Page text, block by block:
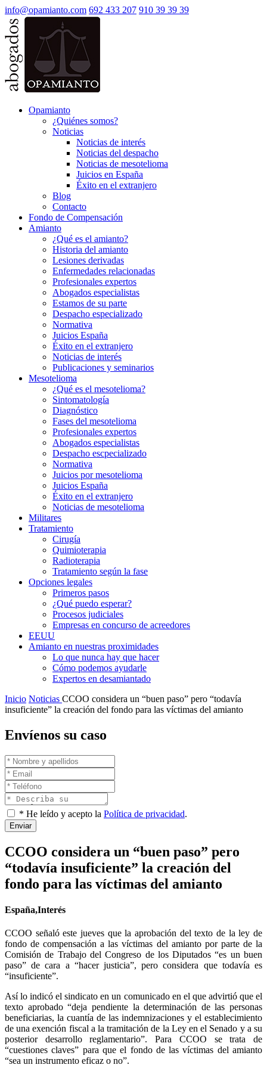
info@opamianto.com 692 433 207 910 39 39 39
Opamianto
¿Quiénes somos?
Noticias
Noticias de interés
Noticias del despacho
Noticias de mesotelioma
Juicios en España
Éxito en el extranjero
Blog
Contacto
Fondo de Compensación
Amianto
¿Qué es el amianto?
Historia del amianto
Lesiones derivadas
Enfermedades relacionadas
Profesionales expertos
Abogados especialistas
Estamos de su parte
Despacho especializado
Normativa
Juicios España
Éxito en el extranjero
Noticias de interés
Publicaciones y seminarios
Mesotelioma
¿Qué es el mesotelioma?
Sintomatología
Diagnóstico
Fases del mesotelioma
Profesionales expertos
Abogados especialistas
Despacho escpecializado
Normativa
Juicios por mesotelioma
Juicios España
Éxito en el extranjero
Noticias de mesotelioma
Militares
Tratamiento
Cirugía
Quimioterapia
Radioterapia
Tratamiento según la fase
Opciones legales
Primeros pasos
¿Qué puedo esperar?
Procesos judiciales
Empresas en concurso de acreedores
EEUU
Amianto en nuestras proximidades
Lo que nunca hay que hacer
Cómo podemos ayudarle
Expertos en desamiantado
Inicio Noticias CCOO considera un “buen paso” pero “todavía
insuficiente” la creación del fondo para las víctimas del amianto
Envíenos su caso
* He leído y acepto la Política de privacidad.
Enviar
CCOO considera un “buen paso” pero
“todavía insuficiente” la creación del
fondo para las víctimas del amianto
España,Interés
CCOO señaló este jueves que la aprobación del texto de la ley de
fondo de compensación a las víctimas del amianto por parte de la
Comisión de Trabajo del Congreso de los Diputados “es un buen
paso” de cara a “hacer justicia”, pero considera que todavía es
“insuficiente”.
Así lo indicó el sindicato en un comunicado en el que advirtió que el
texto aprobado “deja pendiente la determinación de las personas
beneficiarias, la cuantía de las indemnizaciones y el establecimiento
de una exención fiscal a la tramitación de la Ley en el Senado y a su
posterior desarrollo reglamentario”. Para CCOO se trata de
“cuestiones claves” para que el fondo de las víctimas del amianto
“sea un instrumento eficaz o no”.